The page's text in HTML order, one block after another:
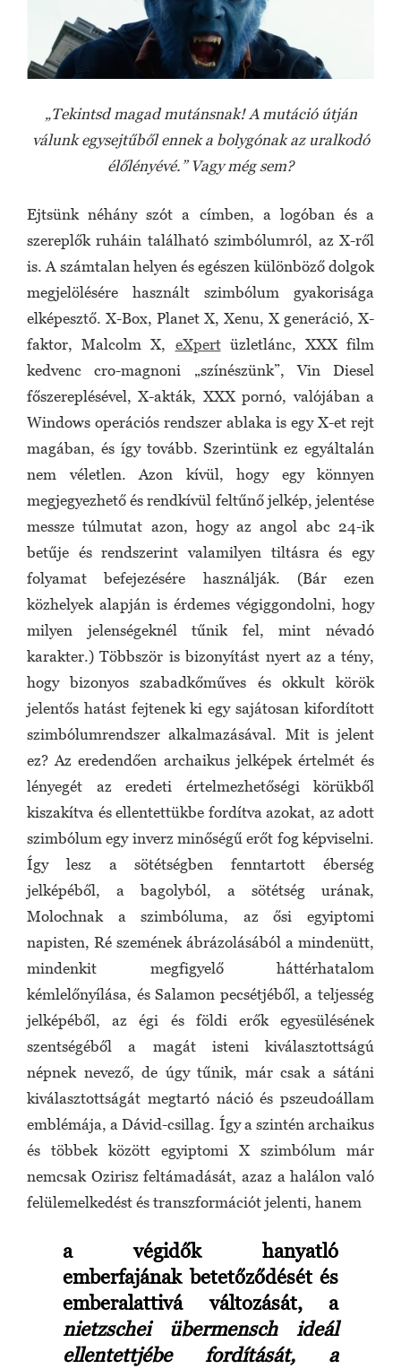
„Tekintsd magad mutánsnak! A mutáció útján
válunk egysejtűből ennek a bolygónak az uralkodó
élőlényévé.” Vagy még sem?
Ejtsünk néhány szót a címben, a logóban és a
szereplők ruháin található szimbólumról, az X-ről
is. A számtalan helyen és egészen különböző dolgok
megjelölésére használt szimbólum gyakorisága
elképesztő. X-Box, Planet X, Xenu, X generáció, X-
faktor, Malcolm X, eXpertüzletlánc, XXX film
kedvenc cro-magnoni „színészünk”, Vin Diesel
főszereplésével, X-akták, XXX pornó, valójában a
Windows operációs rendszer ablaka is egy X-et rejt
magában, és így tovább. Szerintünk ez egyáltalán
nem véletlen. Azon kívül, hogy egy könnyen
megjegyezhető és rendkívül feltűnő jelkép, jelentése
messze túlmutat azon, hogy az angol abc 24-ik
betűje és rendszerint valamilyen tiltásra és egy
folyamat befejezésére használják. (Bár ezen
közhelyek alapján is érdemes végiggondolni, hogy
milyen jelenségeknél tűnik fel, mint névadó
karakter.) Többször is bizonyítást nyert az a tény,
hogy bizonyos szabadkőműves és okkult körök
jelentős hatást fejtenek ki egy sajátosan kifordított
szimbólumrendszer alkalmazásával. Mit is jelent
ez? Az eredendően archaikus jelképek értelmét és
lényegét az eredeti értelmezhetőségi körükből
kiszakítva és ellentettükbe fordítva azokat, az adott
szimbólum egy inverz minőségű erőt fog képviselni.
Így lesz a sötétségben fenntartott éberség
jelképéből, a bagolyból, a sötétség urának,
Molochnak a szimbóluma, az ősi egyiptomi
napisten, Ré szemének ábrázolásából a mindenütt,
mindenkit megfigyelő háttérhatalom
kémlelőnyílása, és Salamon pecsétjéből, a teljesség
jelképéből, az égi és földi erők egyesülésének
szentségéből a magát isteni kiválasztottságú
népnek nevező, de úgy tűnik, már csak a sátáni
kiválasztottságát megtartó náció és pszeudoállam
emblémája, a Dávid-csillag. Így a szintén archaikus
és többek között egyiptomi X szimbólum már
nemcsak Ozirisz feltámadását, azaz a halálon való
felülemelkedést és transzformációt jelenti, hanem
a végidők hanyatló
emberfajának betetőződését és
emberalattivá változását, a
nietzschei übermensch ideál
ellentettjébe fordítását, a